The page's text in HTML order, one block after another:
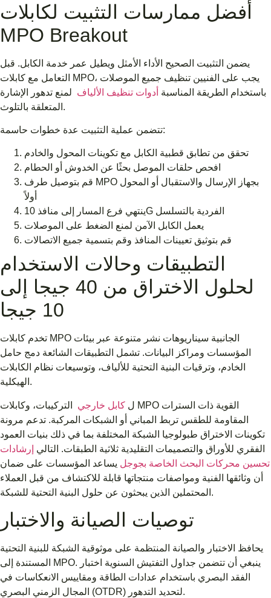
أفضل ممارسات التثبيت لكابلات
MPO Breakout
يضمن التثبيت الصحيح الأداء الأمثل ويطيل عمر خدمة الكابل. قبل
التعامل مع كابلات MPO، يجب على الفنيين تنظيف جميع الموصلات
باستخدام الطريقة المناسبة أدوات تنظيف الألياف لمنع تدهور الإشارة
المتعلقة بالتلوث.
تتضمن عملية التثبيت عدة خطوات حاسمة:
تحقق من تطابق قطبية الكابل مع تكوينات المحول والخادم
افحص حلقات الموصل بحثًا عن الخدوش أو الحطام
قم بتوصيل طرف MPO بجهاز الإرسال والاستقبال أو المحول
يعمل الكابل الآمن لمنع الضغط على الموصلات
قم بتوثيق تعيينات المنافذ وقم بتسمية جميع الاتصالات
التطبيقات وحالات الاستخدام
لحلول الاختراق من 40 جيجا إلى
تخدم كابلات MPO الجانبية سيناريوهات نشر متنوعة عبر بيئات
المؤسسات ومراكز البيانات. تشمل التطبيقات الشائعة دمج حامل
الخادم، وترقيات البنية التحتية للألياف، وتوسيعات نظام الكابلات
الهيكلية.
ل كابل خارجي
التركيبات، وكابلات MPO القوية ذات السترات
المقاومة للطقس تربط المباني أو الشبكات المركبة. تدعم مرونة
تكوينات الاختراق طبولوجيا الشبكة المختلفة بما في ذلك بنيات العمود
الفقري للأوراق والتصميمات التقليدية ثلاثية الطبقات. التالي إرشادات
تحسين محركات البحث الخاصة بجوجل يساعد المؤسسات على ضمان
أن وثائقها الفنية ومواصفات منتجاتها قابلة للاكتشاف من قبل العملاء
المحتملين الذين يبحثون عن حلول البنية التحتية للشبكة.
توصيات الصيانة والاختبار
يحافظ الاختبار والصيانة المنتظمة على موثوقية الشبكة للبنية التحتية
المستندة إلى MPO. ينبغي أن تتضمن جداول التفتيش السنوية اختبار
الفقد البصري باستخدام عدادات الطاقة ومقاييس الانعكاسات في
المجال الزمني البصري (OTDR) لتحديد التدهور.